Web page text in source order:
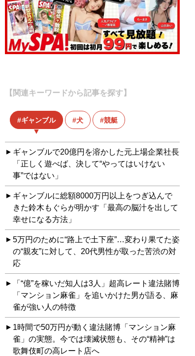
【関連キーワードから記事を探す】
ギャンブル 犬 競艇
ギャンブルで20億円を溶かした元上場企業社長
「正しく遊べば、決して“やってはいけない
事”ではない」
ギャンブルに総額8000万円以上をつぎ込んで
きた鈴木もぐらが明かす「最高の脳汁を出して
幸せになる方法」
5万円のために“路上で土下座”…変わり果てた姿
の“親友”に対して、20代男性が取った苦渋の対
応
「“億”を稼いだ知人は3人」超高レート違法賭博
「マンション麻雀」を追いかけた男が語る、麻
雀が強い人の特徴
1時間で50万円が動く違法賭博「マンション麻
雀」の実態。今では壊滅状態も、その“精神”は
歌舞伎町の高レート店へ